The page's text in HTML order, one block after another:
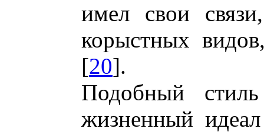
имел свои
корыстных
[20].
Подобный
жизненный